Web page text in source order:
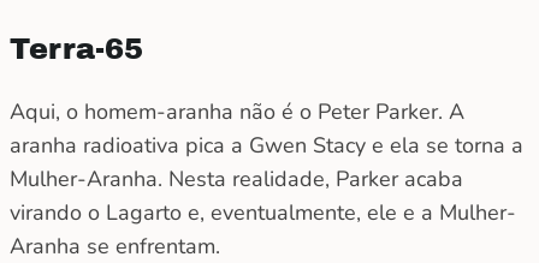
Terra-65
Aqui, o homem-aranha não é o Peter Parker. A
aranha radioativa pica a Gwen Stacy e ela se torna a
Mulher-Aranha. Nesta realidade, Parker acaba
virando o Lagarto e, eventualmente, ele e a Mulher-
Aranha se enfrentam.